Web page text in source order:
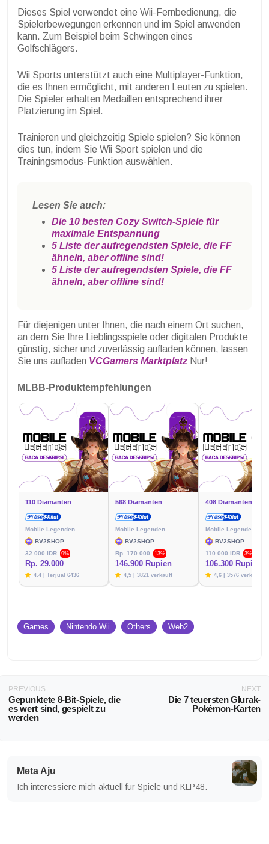
Dieses Spiel verwendet eine Wii-Fernbedienung, die
Spielerbewegungen erkennen und im Spiel anwenden
kann. Zum Beispiel beim Schwingen eines
Golfschlägers.
Wii Sports unterstützt auch eine Multiplayer-Funktion,
die es Ihnen ermöglicht, mit anderen Leuten zu spielen.
Die Spieler erhalten Medaillen entsprechend ihrer
Platzierung im Spiel.
Trainieren und gleichzeitig Spiele spielen? Sie können
dies tun, indem Sie Wii Sport spielen und die
Trainingsmodus-Funktion auswählen.
Lesen Sie auch:
Die 10 besten Cozy Switch-Spiele für
maximale Entspannung
5 Liste der aufregendsten Spiele, die FF
ähneln, aber offline sind!
5 Liste der aufregendsten Spiele, die FF
ähneln, aber offline sind!
Für diejenigen unter Ihnen, die nach einem Ort suchen,
an dem Sie Ihre Lieblingsspiele oder digitalen Produkte
günstig, sicher und zuverlässig aufladen können, lassen
Sie uns aufladen VCGamers Marktplatz Nur!
MLBB-Produktempfehlungen
110 Diamanten
Mobile Legenden
BV2SHOP
32.000 IDR
9%
Rp. 29.000
4.4 | Terjual 6436
568 Diamanten
Mobile Legenden
BV2SHOP
Rp. 170.000
13%
146.900 Rupien
4,5 | 3821 verkauft
408 Diamanten
Mobile Legenden
BV2SHOP
110.000 IDR
3%
106.300 Rupien
4,6 | 3576 verkauft
Games Nintendo Wii Others Web2
PREVIOUS
Gepunktete 8-Bit-Spiele, die
es wert sind, gespielt zu
werden
NEXT
Die 7 teuersten Glurak-
Pokémon-Karten
Meta Aju
Ich interessiere mich aktuell für Spiele und KLP48.